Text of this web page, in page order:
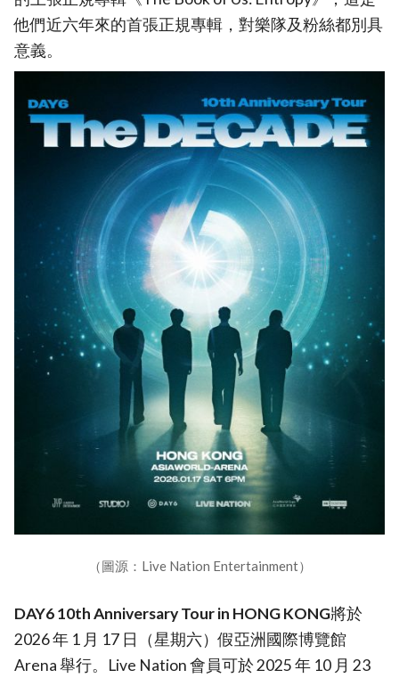
他們近六年來的首張正規專輯，對樂隊及粉絲都別具
意義。
（圖源：Live Nation Entertainment）
DAY6 10th Anniversary Tour in HONG KONG將於
2026 年 1 月 17 日（星期六）假亞洲國際博覽館
Arena 舉行。Live Nation 會員可於 2025 年 10 月 23